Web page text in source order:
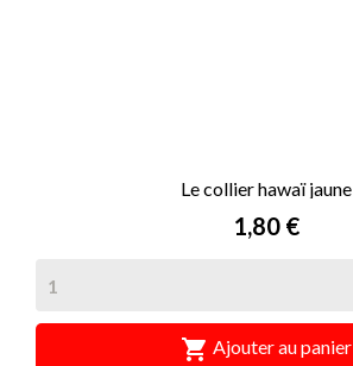
Le collier hawaï jaune
Prix
1,80 €
 Ajouter au panier